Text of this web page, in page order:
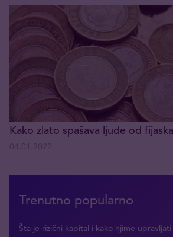
Kako zlato spašava ljude od
Trenutno popularno
Šta je rizični kapital i kako njime upravljati